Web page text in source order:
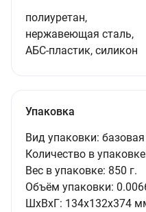
полиуретан,
нержавеющая сталь,
АБС-пластик, силикон
Упаковка
Вид упаковки:
Количество в
Вес в упаковке: 850 г.
Объём упаковки:
ШxВxГ: 134x132x374